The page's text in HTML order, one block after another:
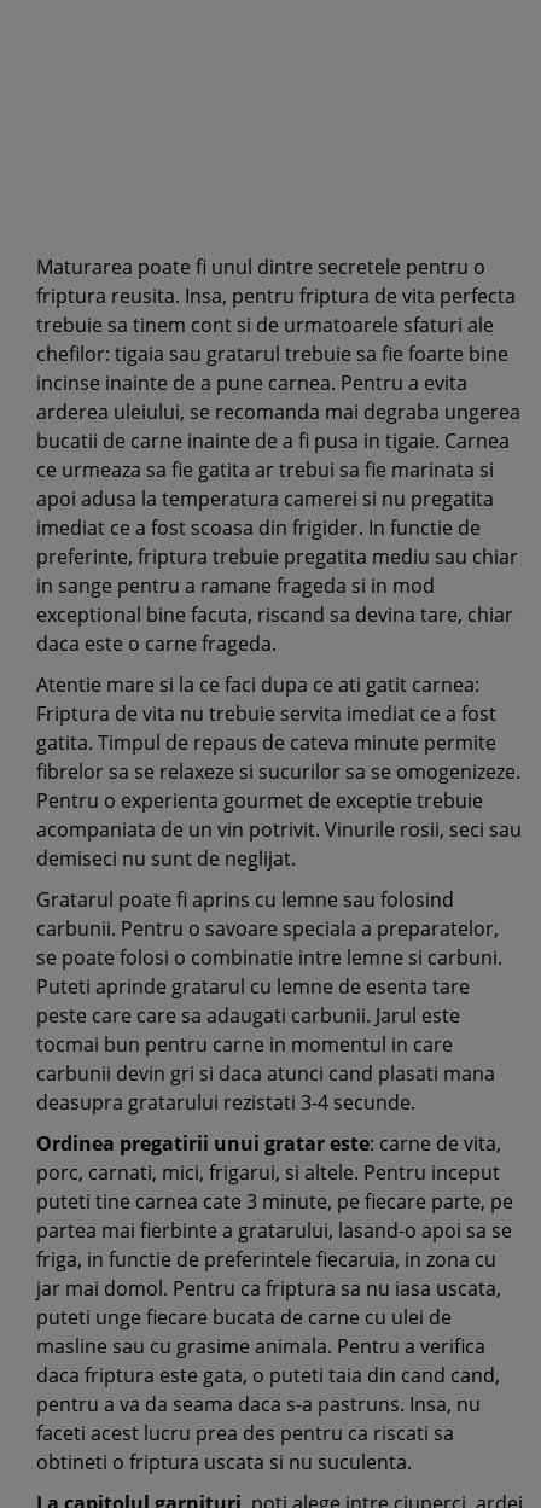
Maturarea poate fi unul dintre secretele pentru o
friptura reusita. Insa, pentru friptura de vita perfecta
trebuie sa tinem cont si de urmatoarele sfaturi ale
chefilor: tigaia sau gratarul trebuie sa fie foarte bine
incinse inainte de a pune carnea. Pentru a evita
arderea uleiului, se recomanda mai degraba ungerea
bucatii de carne inainte de a fi pusa in tigaie. Carnea
ce urmeaza sa fie gatita ar trebui sa fie marinata si
apoi adusa la temperatura camerei si nu pregatita
imediat ce a fost scoasa din frigider. In functie de
preferinte, friptura trebuie pregatita mediu sau chiar
in sange pentru a ramane frageda si in mod
exceptional bine facuta, riscand sa devina tare, chiar
daca este o carne frageda.
Atentie mare si la ce faci dupa ce ati gatit carnea:
Friptura de vita nu trebuie servita imediat ce a fost
gatita. Timpul de repaus de cateva minute permite
fibrelor sa se relaxeze si sucurilor sa se omogenizeze.
Pentru o experienta gourmet de exceptie trebuie
acompaniata de un vin potrivit. Vinurile rosii, seci sau
demiseci nu sunt de neglijat.
Gratarul poate fi aprins cu lemne sau folosind
carbunii. Pentru o savoare speciala a preparatelor,
se poate folosi o combinatie intre lemne si carbuni.
Puteti aprinde gratarul cu lemne de esenta tare
peste care care sa adaugati carbunii. Jarul este
tocmai bun pentru carne in momentul in care
carbunii devin gri si daca atunci cand plasati mana
deasupra gratarului rezistati 3-4 secunde.
Ordinea pregatirii unui gratar este: carne de vita,
porc, carnati, mici, frigarui, si altele. Pentru inceput
puteti tine carnea cate 3 minute, pe fiecare parte, pe
partea mai fierbinte a gratarului, lasand-o apoi sa se
friga, in functie de preferintele fiecaruia, in zona cu
jar mai domol. Pentru ca friptura sa nu iasa uscata,
puteti unge fiecare bucata de carne cu ulei de
masline sau cu grasime animala. Pentru a verifica
daca friptura este gata, o puteti taia din cand cand,
pentru a va da seama daca s-a pastruns. Insa, nu
faceti acest lucru prea des pentru ca riscati sa
obtineti o friptura uscata si nu suculenta.